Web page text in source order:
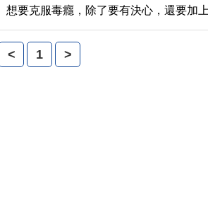
想要克服毒癮，除了要有決心，還要加
的新聞，帶您來看到一個戒斷成功的感
< 1 >